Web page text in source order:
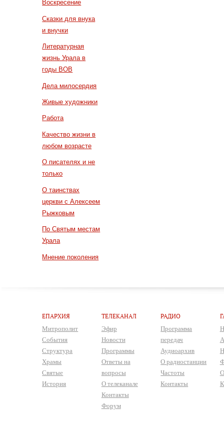
Воскресение
Сказки для внука
и внучки
Литературная
жизнь Урала в
годы ВОВ
Дела милосердия
Живые художники
Работа
Качество жизни в
любом возрасте
О писателях и не
только
О таинствах
церкви с Алексеем
Рыжковым
По Святым местам
Урала
Мнение поколения
ЕПАРХИЯ
Митрополит
События
Структура
Храмы
Святые
История
ТЕЛЕКАНАЛ
Эфир
Новости
Программы
Ответы на
вопросы
О телеканале
Контакты
Форум
РАДИО
Программа
передач
Аудиоархив
О радиостанции
Частоты
Контакты